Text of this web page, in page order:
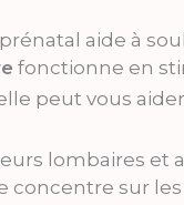
aide à
fonctionne en
peut vous aider
lombaires et
concentre sur